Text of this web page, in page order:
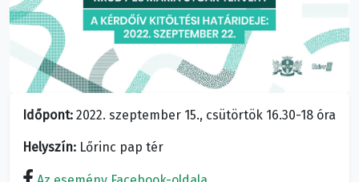
Időpont: 2022. szeptember 15., csütörtök 16.30-18 óra
Helyszín: Lőrinc pap tér